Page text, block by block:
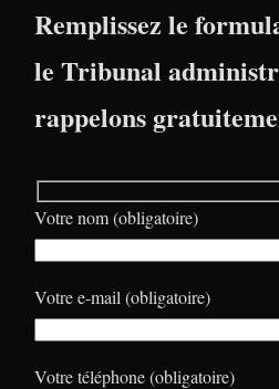
Remplissez le
le Tribunal
rappelons
Votre nom (obligatoire)
Votre e-mail (obligatoire)
Votre téléphone (obligatoire)